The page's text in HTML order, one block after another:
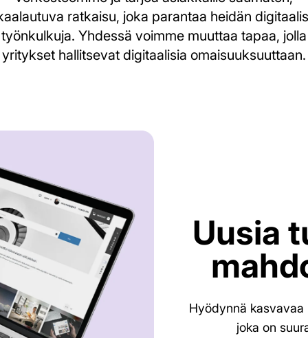
ratkaisu, joka parantaa heidän
työnkulkuja. Yhdessä voimme muuttaa tapaa, jolla
yritykset hallitsevat digitaalisia omaisuuksuuttaan.
Uusia
Hyödynnä kasvavaa
joka on